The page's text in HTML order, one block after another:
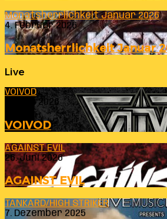
Monatsherrlichkeit Januar 2026
4. Februar 2026
Monatsherrlichkeit Januar
Live
VOIVOD
23. Juli 2026
VOIVOD
AGAINST EVIL
26. Juni 2026
AGAINST EVIL
TANKARD/HIGH STRIKER
7. Dezember 2025